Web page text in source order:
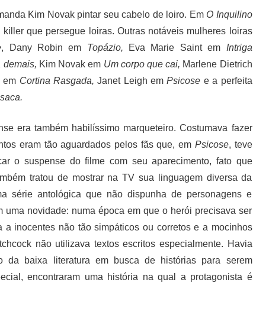
Kim Novak pintar seu cabelo de loiro. Em O Inquilino
que persegue loiras. Outras notáveis mulheres loiras
, Dany Robin em Topázio, Eva Marie Saint em Intriga
demais, Kim Novak em Um corpo que cai, Marlene Dietrich
em Cortina Rasgada,Janet Leigh emPsicose e a perfeita
era também habilíssimo marqueteiro. Costumava fazer
eram tão aguardados pelos fãs que, em Psicose, teve
o suspense do filme com seu aparecimento, fato que
tratou de mostrar na TV sua linguagem diversa da
série antológica que não dispunha de personagens e
novidade: numa época em que o herói precisava ser
a inocentes não tão simpáticos ou corretos e a mocinhos
não utilizava textos escritos especialmente. Havia
da baixa literatura em busca de histórias para serem
encontraram uma história na qual a protagonista é